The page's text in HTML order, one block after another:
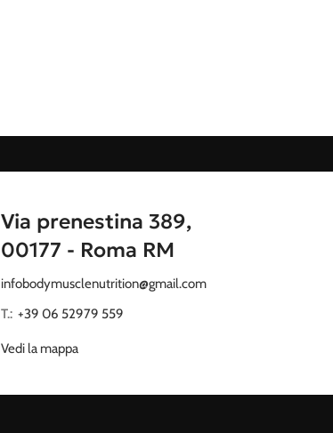
Via prenestina 389,
00177 - Roma RM
infobodymusclenutrition@gmail.com
T.:‭ +39 06 52979 559
Vedi la mappa